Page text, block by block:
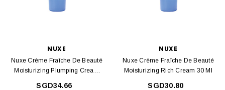
NUXE
Nuxe Crème Fraîche De Beauté
Moisturizing Plumping Cream
SGD34.66
NUXE
Nuxe Crème Fraîche De Beauté
Moisturizing Rich Cream 30 Ml
SGD30.80